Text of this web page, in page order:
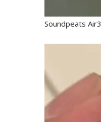
Soundpeats Air3